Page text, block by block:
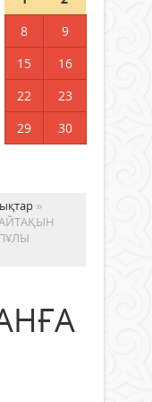
8
9
15
16
22
23
29
30
»